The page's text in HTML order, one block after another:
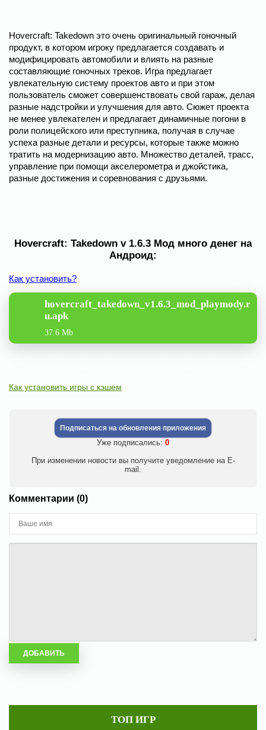
Hovercraft: Takedown это очень оригинальный гоночный
продукт, в котором игроку предлагается создавать и
модифицировать автомобили и влиять на разные
составляющие гоночных треков. Игра предлагает
увлекательную систему проектов авто и при этом
пользователь сможет совершенствовать свой гараж, делая
разные надстройки и улучшения для авто. Сюжет проекта
не менее увлекателен и предлагает динамичные погони в
роли полицейского или преступника, получая в случае
успеха разные детали и ресурсы, которые также можно
тратить на модернизацию авто. Множество деталей, трасс,
управление при помощи акселерометра и джойстика,
разные достижения и соревнования с друзьями.
Hovercraft: Takedown v 1.6.3 Мод много денег на
Андроид:
Как установить?
hovercraft_takedown_v1.6.3_mod_playmody.r
u.apk
37.6 Mb
Как установить игры с кэшем
Подписаться на обновления приложения
Уже подписались: 0
При изменении новости вы получите уведомление на E-
mail.
Комментарии (0)
ТОП ИГР